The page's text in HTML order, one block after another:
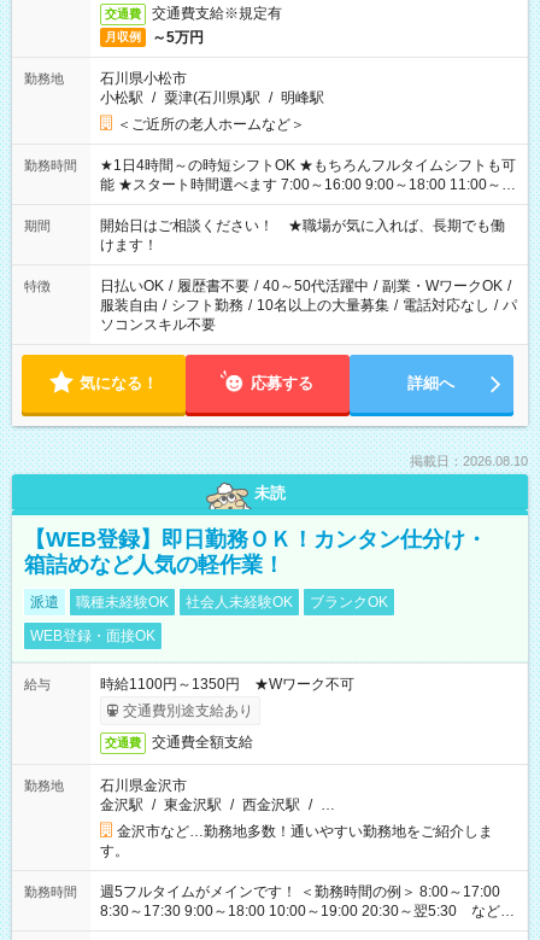
交通費 交通費支給※規定有
月収例 ～5万円
勤務地
石川県小松市
小松駅 / 粟津(石川県)駅 / 明峰駅
＜ご近所の老人ホームなど＞
勤務時間
★1日4時間～の時短シフトOK ★もちろんフルタイムシフトも可
能 ★スタート時間選べます 7:00～16:00 9:00～18:00 11:00～
20:00 など 残業なし！ ※Wワークの場合、他のお仕事と合わせ
週40時間超の就業はご案内できません ※法令に基づき、週20時
間以上勤務は社会保険への加入対象となります ※労働者派遣法
（日雇い派遣の原則禁止）により、短時間・短期間の就業はご
案内が難しい場合があります
期間
開始日はご相談ください！ ★職場が気に入れば、長期でも働
けます！
特徴 日払いOK / 履歴書不要 / 40～50代活躍中 / 副業・WワークOK /
服装自由 / シフト勤務 / 10名以上の大量募集 / 電話対応なし / パ
ソコンスキル不要
気になる！ 応募する 詳細へ
掲載日：2026.08.10
未読
【WEB登録】即日勤務ＯＫ！カンタン仕分け・
箱詰めなど人気の軽作業！
派遣 職種未経験OK 社会人未経験OK
ブランクOK
WEB登録・面接OK
給与
時給1100円～1350円 ★Wワーク不可
交通費別途支給あり
交通費 交通費全額支給
勤務地
石川県金沢市
金沢駅 / 東金沢駅 / 西金沢駅 / …
金沢市など…勤務地多数！通いやすい勤務地をご紹介しま
す。
勤務時間
週5フルタイムがメインです！ ＜勤務時間の例＞ 8:00～17:00
8:30～17:30 9:00～18:00 10:00～19:00 20:30～翌5:30 など ★
その他にも勤務時間多数！ 日勤のみ、残業なし、交替制など